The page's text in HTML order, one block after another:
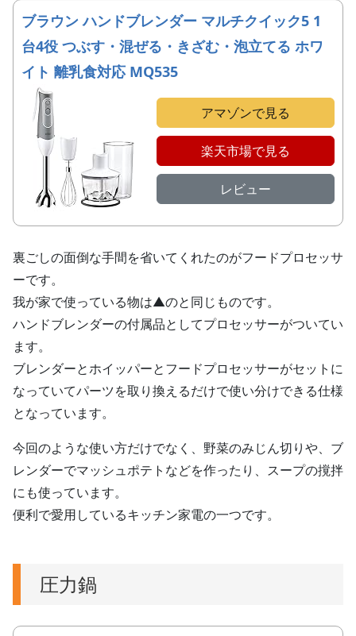
ブラウン ハンドブレンダー マルチクイック5 1
台4役 つぶす・混ぜる・きざむ・泡立てる ホワ
イト 離乳食対応 MQ535
アマゾンで見る
楽天市場で見る
レビュー
裏ごしの面倒な手間を省いてくれたのがフードプロセッサ
ーです。
我が家で使っている物は▲のと同じものです。
ハンドブレンダーの付属品としてプロセッサーがついてい
ます。
ブレンダーとホイッパーとフードプロセッサーがセットに
なっていてパーツを取り換えるだけで使い分けできる仕様
となっています。
今回のような使い方だけでなく、野菜のみじん切りや、ブ
レンダーでマッシュポテトなどを作ったり、スープの撹拌
にも使っています。
便利で愛用しているキッチン家電の一つです。
圧力鍋